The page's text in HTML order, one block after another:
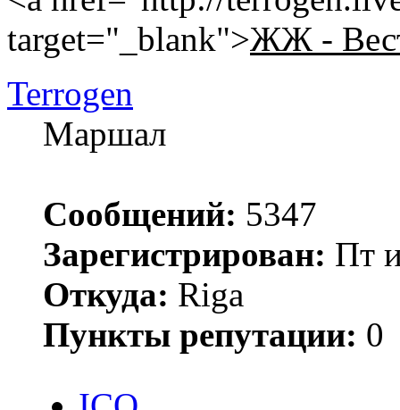
target="_blank">ЖЖ -
Terrogen
Маршал
Сообщений: 5347
Зарегистрирован: Пт
Откуда: Riga
Пункты репутации: 0